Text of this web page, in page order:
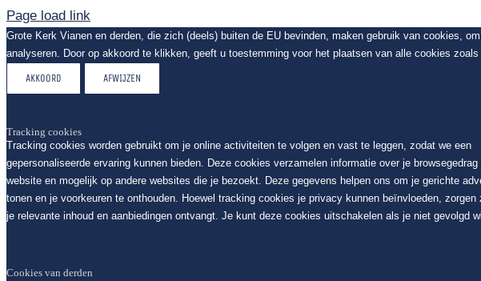
Page load link
Grote Kerk Vianen en derden, die zich (deels) buiten de EU bevinden, maken gebruik van cookies,
analyseren. Door op akkoord te klikken, geeft u toestemming voor het plaatsen van alle cookies
AKKOORD AFWIJZEN
Tracking cookies
Tracking cookies worden gebruikt om je online activiteiten te volgen en vast te leggen, zodat we een
gepersonaliseerde ervaring kunnen bieden. Deze cookies verzamelen informatie over je browsegedrag
website en mogelijk op andere websites die je bezoekt. Deze gegevens helpen ons om je gerichte
tonen en je voorkeuren te onthouden. Hoewel tracking cookies je privacy kunnen beïnvloeden, zorgen
je relevante inhoud en aanbiedingen ontvangt. Je kunt deze cookies uitschakelen als je niet gevolgd
Cookies van derden